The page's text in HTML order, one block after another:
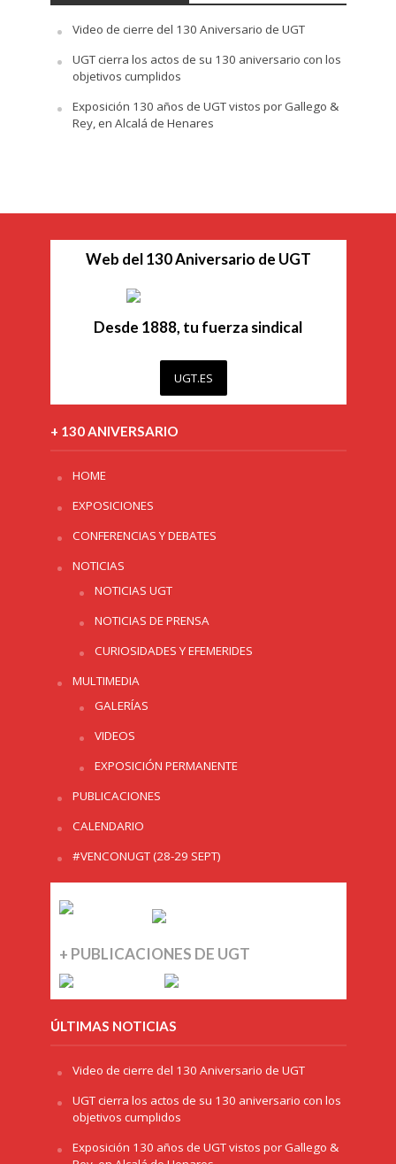
Video de cierre del 130 Aniversario de UGT
UGT cierra los actos de su 130 aniversario con los
objetivos cumplidos
Exposición 130 años de UGT vistos por Gallego &
Rey, en Alcalá de Henares
Web del 130 Aniversario de UGT
Desde 1888, tu fuerza sindical
UGT.ES
+ 130 ANIVERSARIO
HOME
EXPOSICIONES
CONFERENCIAS Y DEBATES
NOTICIAS
NOTICIAS UGT
NOTICIAS DE PRENSA
CURIOSIDADES Y EFEMERIDES
MULTIMEDIA
GALERÍAS
VIDEOS
EXPOSICIÓN PERMANENTE
PUBLICACIONES
CALENDARIO
#VENCONUGT (28-29 SEPT)
+ PUBLICACIONES DE UGT
ÚLTIMAS NOTICIAS
Video de cierre del 130 Aniversario de UGT
UGT cierra los actos de su 130 aniversario con los
objetivos cumplidos
Exposición 130 años de UGT vistos por Gallego &